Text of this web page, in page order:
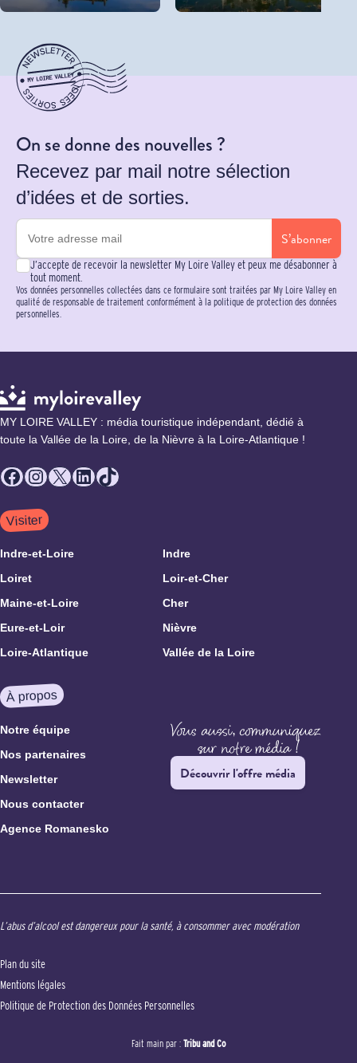
On se donne des nouvelles ?
Recevez par mail notre sélection
d’idées et de sorties.
S’abonner
J’accepte de recevoir la newsletter My Loire Valley et peux me désabonner à
tout moment.
Vos données personnelles collectées dans ce formulaire sont traitées par My Loire Valley en
qualité de responsable de traitement conformément à la politique de protection des données
personnelles.
MY LOIRE VALLEY : média touristique indépendant, dédié à
toute la Vallée de la Loire, de la Nièvre à la Loire-Atlantique !
Facebook
Instagram
X LinkedIn
TikTok
Visiter
Indre-et-Loire
Indre
Loiret
Loir-et-Cher
Maine-et-Loire
Cher
Eure-et-Loir
Nièvre
Loire-Atlantique
Vallée de la Loire
À propos
Notre équipe
Nos partenaires
Newsletter
Nous contacter
Agence Romanesko
Découvrir l'offre média
L’abus d’alcool est dangereux pour la santé, à consommer avec modération
Plan du site
Mentions légales
Politique de Protection des Données Personnelles
Fait main par : Tribu and Co